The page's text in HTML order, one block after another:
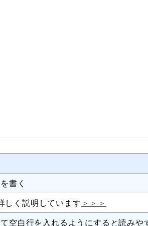
書く
しく説明しています ＞＞＞
空白行を入れるようにすると読みや